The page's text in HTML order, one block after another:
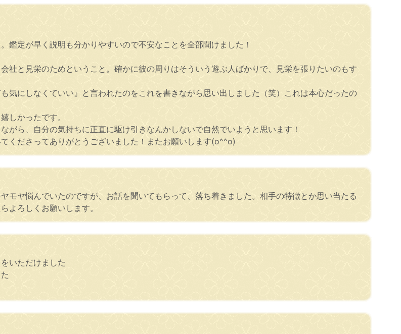
鑑定が早く説明も分かりやすいので不安なことを全部聞けました！
社と見栄のためということ。確かに彼の周りはそういう遊ぶ人ばかりで、見栄を張りたいのもす
気にしなくていい』と言われたのをこれを書きながら思い出しました（笑）これは本心だったの
しかったです。
がら、自分の気持ちに正直に駆け引きなんかしないで自然でいようと思います！
くださってありがとうございました！またお願いします(o^^o)
モヤ悩んでいたのですが、お話を聞いてもらって、落ち着きました。相手の特徴とか思い当たる
よろしくお願いします。
いただけました